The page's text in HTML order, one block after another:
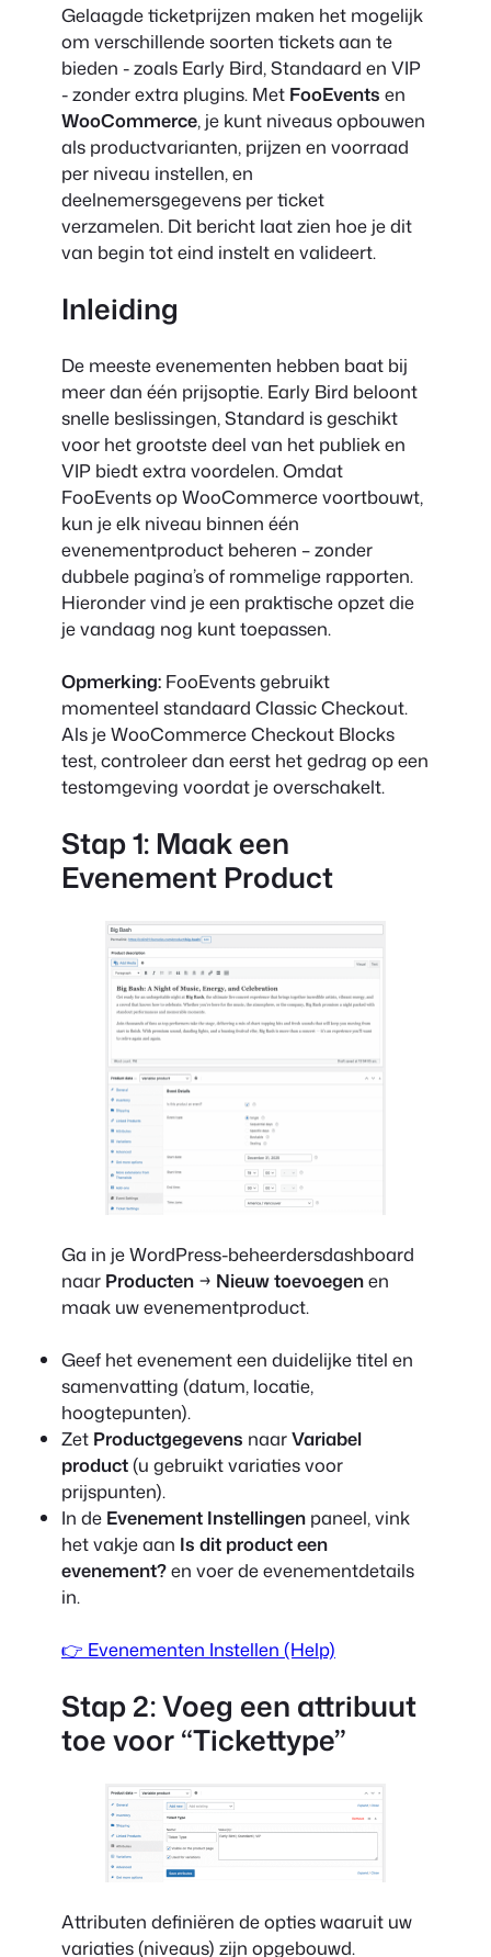
Gelaagde ticketprijzen maken het mogelijk
om verschillende soorten tickets aan te
bieden - zoals Early Bird, Standaard en VIP
- zonder extra plugins. Met FooEvents en
WooCommerce, je kunt niveaus opbouwen
als productvarianten, prijzen en voorraad
per niveau instellen, en
deelnemersgegevens per ticket
verzamelen. Dit bericht laat zien hoe je dit
van begin tot eind instelt en valideert.
Inleiding
De meeste evenementen hebben baat bij
meer dan één prijsoptie. Early Bird beloont
snelle beslissingen, Standard is geschikt
voor het grootste deel van het publiek en
VIP biedt extra voordelen. Omdat
FooEvents op WooCommerce voortbouwt,
kun je elk niveau binnen één
evenementproduct beheren – zonder
dubbele pagina’s of rommelige rapporten.
Hieronder vind je een praktische opzet die
je vandaag nog kunt toepassen.
Opmerking: FooEvents gebruikt
momenteel standaard Classic Checkout.
Als je WooCommerce Checkout Blocks
test, controleer dan eerst het gedrag op een
testomgeving voordat je overschakelt.
Stap 1: Maak een
Evenement Product
Ga in je WordPress-beheerdersdashboard
naar Producten → Nieuw toevoegenen
maak uw evenementproduct.
Geef het evenement een duidelijke titel en
samenvatting (datum, locatie,
hoogtepunten).
Zet Productgegevens naarVariabel
product(u gebruikt variaties voor
prijspunten).
In de Evenement Instellingen paneel, vink
het vakje aan Is dit product een
evenement?en voer de evenementdetails
in.
👉 Evenementen Instellen (Help)
Stap 2: Voeg een attribuut
toe voor “Tickettype”
Attributen definiëren de opties waaruit uw
variaties (niveaus) zijn opgebouwd.